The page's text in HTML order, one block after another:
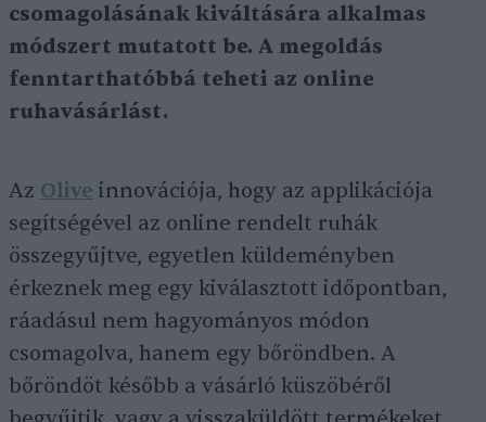
csomagolásának kiváltására alkalmas
módszert mutatott be. A megoldás
fenntarthatóbbá teheti az online
ruhavásárlást.
Az Olive innovációja, hogy az applikációja
segítségével az online rendelt ruhák
összegyűjtve, egyetlen küldeményben
érkeznek meg egy kiválasztott időpontban,
ráadásul nem hagyományos módon
csomagolva, hanem egy bőröndben. A
bőröndöt később a vásárló küszöbéről